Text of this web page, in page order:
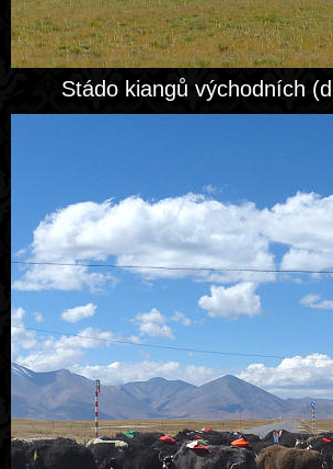
Stádo kiangů východních